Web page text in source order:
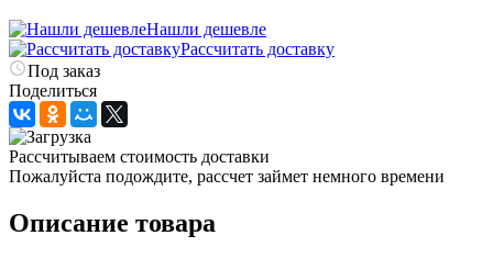
Нашли дешевле
Рассчитать доставку
Под заказ
Поделиться
Рассчитываем стоимость доставки
Пожалуйста подождите, рассчет займет немного времени
Описание товара